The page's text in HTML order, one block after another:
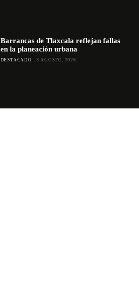
Barrancas de Tlaxcala reflejan fallas
en la planeación urbana
DESTACADO 3 AGOSTO, 2026